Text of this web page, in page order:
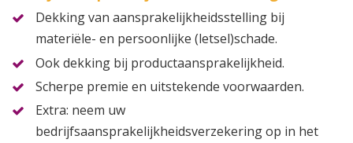
Dekking van aansprakelijkheidsstelling bij
materiële- en persoonlijke (letsel)schade.
Ook dekking bij productaansprakelijkheid.
Scherpe premie en uitstekende voorwaarden.
Extra: neem uw
bedrijfsaansprakelijkheidsverzekering op in het